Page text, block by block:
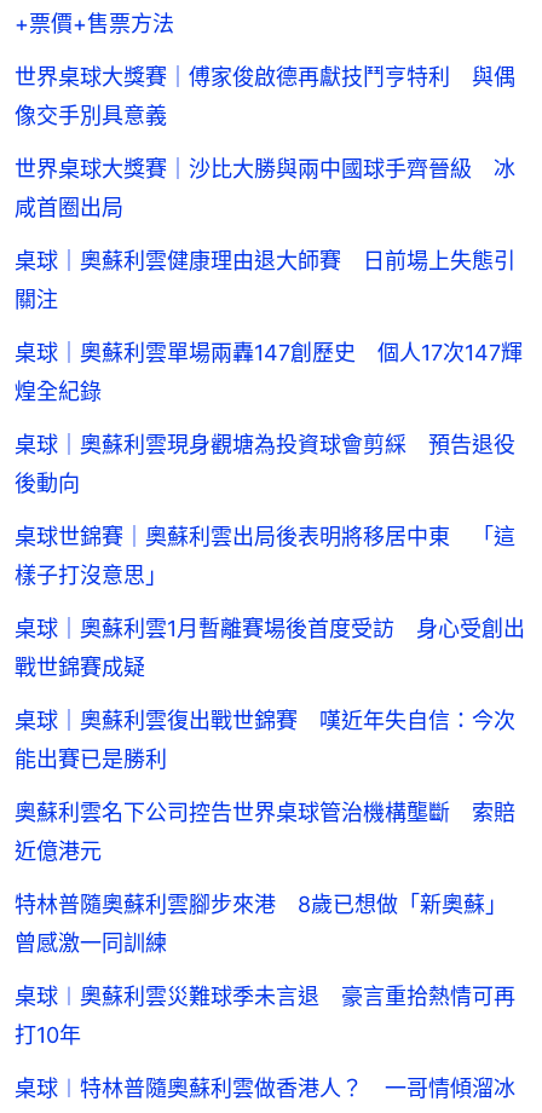
+票價+售票方法
世界桌球大獎賽｜傅家俊啟德再獻技鬥亨特利 與偶
像交手別具意義
世界桌球大獎賽｜沙比大勝與兩中國球手齊晉級 冰
咸首圈出局
桌球｜奧蘇利雲健康理由退大師賽 日前場上失態引
關注
桌球｜奧蘇利雲單場兩轟147創歷史 個人17次147輝
煌全紀錄
桌球｜奧蘇利雲現身觀塘為投資球會剪綵 預告退役
後動向
桌球世錦賽｜奧蘇利雲出局後表明將移居中東 「這
樣子打沒意思」
桌球｜奧蘇利雲1月暫離賽場後首度受訪 身心受創出
戰世錦賽成疑
桌球｜奧蘇利雲復出戰世錦賽 嘆近年失自信：今次
能出賽已是勝利
奧蘇利雲名下公司控告世界桌球管治機構壟斷 索賠
近億港元
特林普隨奧蘇利雲腳步來港 8歲已想做「新奧蘇」
曾感激一同訓練
桌球︱奧蘇利雲災難球季未言退 豪言重拾熱情可再
打10年
桌球︱特林普隨奧蘇利雲做香港人？ 一哥情傾溜冰